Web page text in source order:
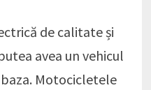
de calitate și
avea un vehicul
Motocicletele